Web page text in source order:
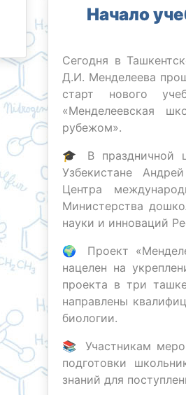
Начало
Сегодня в
Д.И. Менделеева
старт нового
«Менделеевская
рубежом».
🎓 В праздничной
Узбекистане
Центра
Министерства
науки и инноваций
🌍 Проект
нацелен на
проекта в три
направлены
биологии.
📚 Участникам
подготовки
знаний для